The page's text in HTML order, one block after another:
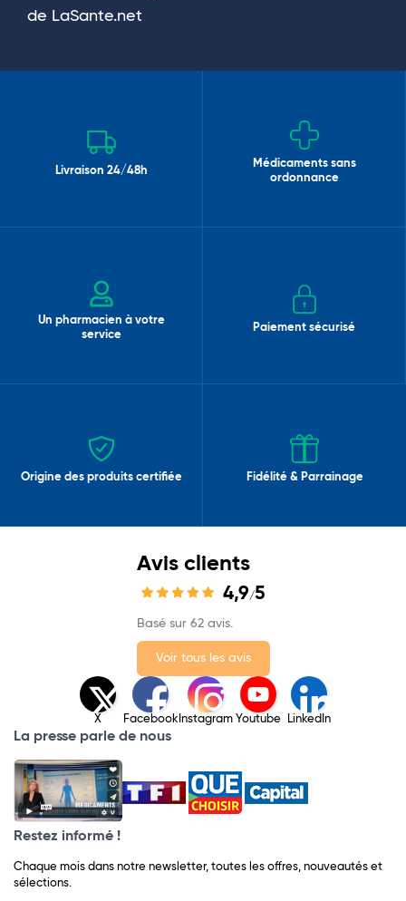
de LaSante.net
Livraison 24/48h
Médicaments sans
ordonnance
Un pharmacien à votre
service
Paiement sécurisé
Origine des produits certifiée Fidélité & Parrainage
Avis clients
4,9/5
Basé sur 62 avis.
Voir tous les avis
X Facebook Instagram Youtube LinkedIn
La presse parle de nous
Restez informé !
Chaque mois dans notre newsletter, toutes les offres, nouveautés et
sélections.